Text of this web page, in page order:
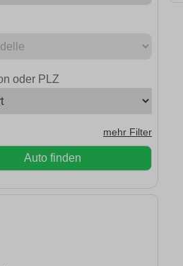
oder PLZ
mehr Filter
Auto finden